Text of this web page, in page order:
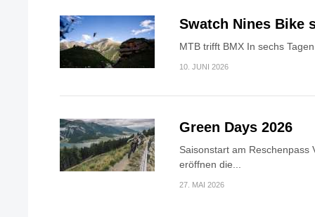
Swatch Nines Bike
MTB trifft BMX In sechs
10. JUNI 2026
Green Days 2026
Saisonstart am Reschenpass
eröffnen die...
27. MAI 2026